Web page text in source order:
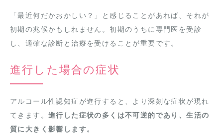
「最近何だかおかしい？」と感じることがあれば、それが
初期の兆候かもしれません。初期のうちに専門医を受診
し、適確な診断と治療を受けることが重要です。
進行した場合の症状
アルコール性認知症が進行すると、より深刻な症状が現れ
てきます。 進行した症状の多くは不可逆的であり、生活の
質に大きく影響します。